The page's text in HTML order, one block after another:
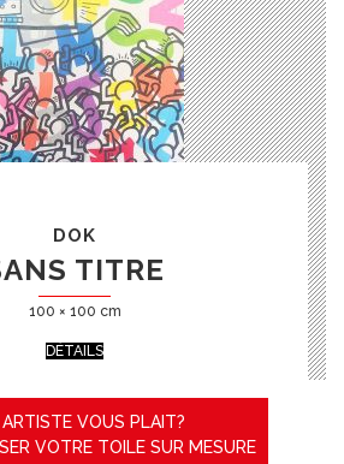
DOK
TITRE
100 × 100 cm
DÉTAILS
VOUS PLAIT?
VOTRE TOILE SUR MESURE